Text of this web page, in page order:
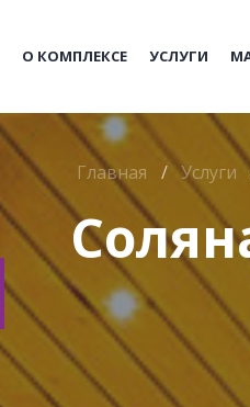
О КОМПЛЕКСЕ УСЛУГИ
Главная / Услуги